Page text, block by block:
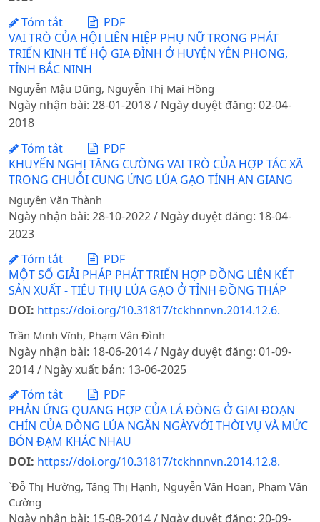
Tóm tắt
PDF
VAI TRÒ CỦA HỘI LIÊN HIỆP PHỤ NỮ TRONG PHÁT
TRIỂN KINH TẾ HỘ GIA ĐÌNH Ở HUYỆN YÊN PHONG,
TỈNH BẮC NINH
Nguyễn Mậu Dũng, Nguyễn Thị Mai Hồng
Ngày nhận bài: 28-01-2018 / Ngày duyệt đăng: 02-04-
2018
Tóm tắt
PDF
KHUYẾN NGHỊ TĂNG CƯỜNG VAI TRÒ CỦA HỢP TÁC XÃ
TRONG CHUỖI CUNG ỨNG LÚA GẠO TỈNH AN GIANG
Nguyễn Văn Thành
Ngày nhận bài: 28-10-2022 / Ngày duyệt đăng: 18-04-
2023
Tóm tắt
PDF
MỘT SỐ GIẢI PHÁP PHÁT TRIỂN HỢP ĐỒNG LIÊN KẾT
SẢN XUẤT - TIÊU THỤ LÚA GẠO Ở TỈNH ĐỒNG THÁP
DOI: https://doi.org/10.31817/tckhnnvn.2014.12.6.
Trần Minh Vĩnh, Phạm Vân Đình
Ngày nhận bài: 18-06-2014 / Ngày duyệt đăng: 01-09-
2014 / Ngày xuất bản: 13-06-2025
Tóm tắt
PDF
PHẢN ỨNG QUANG HỢP CỦA LÁ ĐÒNG Ở GIAI ĐOẠN
CHÍN CỦA DÒNG LÚA NGẮN NGÀYVỚI THỜI VỤ VÀ MỨC
BÓN ĐẠM KHÁC NHAU
DOI: https://doi.org/10.31817/tckhnnvn.2014.12.8.
`Đỗ Thị Hường, Tăng Thị Hạnh, Nguyễn Văn Hoan, Phạm Văn
Cường
Ngày nhận bài: 15-08-2014 / Ngày duyệt đăng: 20-09-